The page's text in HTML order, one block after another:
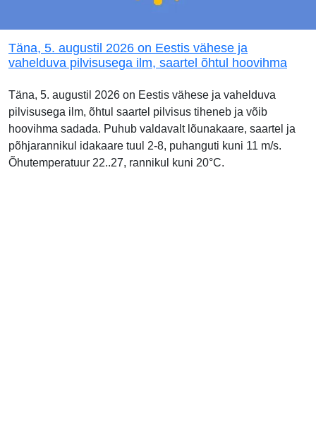
Täna, 5. augustil 2026 on Eestis vähese ja
vahelduva pilvisusega ilm, saartel õhtul hoovihma
Täna, 5. augustil 2026 on Eestis vähese ja vahelduva
pilvisusega ilm, õhtul saartel pilvisus tiheneb ja võib
hoovihma sadada. Puhub valdavalt lõunakaare, saartel ja
põhjarannikul idakaare tuul 2-8, puhanguti kuni 11 m/s.
Õhutemperatuur 22..27, rannikul kuni 20°C.